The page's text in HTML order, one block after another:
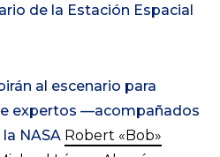
de la Estación Espacial
al escenario para
expertos —acompañados
NASA Robert «Bob»